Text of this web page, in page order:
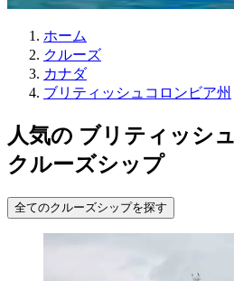
ホーム
クルーズ
カナダ
ブリティッシュコロンビア州
人気の ブリティッシ
クルーズシップ
全てのクルーズシップを探す